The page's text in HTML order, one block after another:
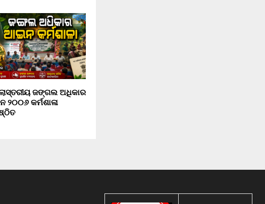
ଜଙ୍ଗଲ ଅଧିକାର
୨୦୦୬ କର୍ମଶାଳା